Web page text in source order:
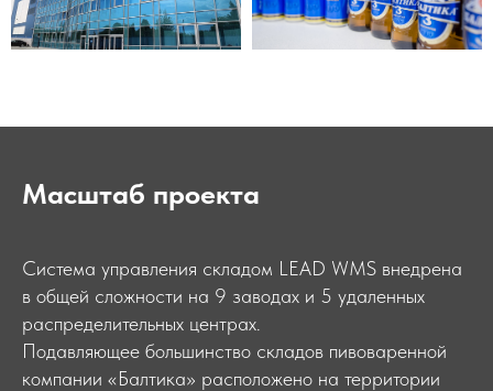
Масштаб проекта
Система управления складом LEAD WMS внедрена
в общей сложности на 9 заводах и 5 удаленных
распределительных центрах.
Подавляющее большинство складов пивоваренной
компании «Балтика» расположено на территории